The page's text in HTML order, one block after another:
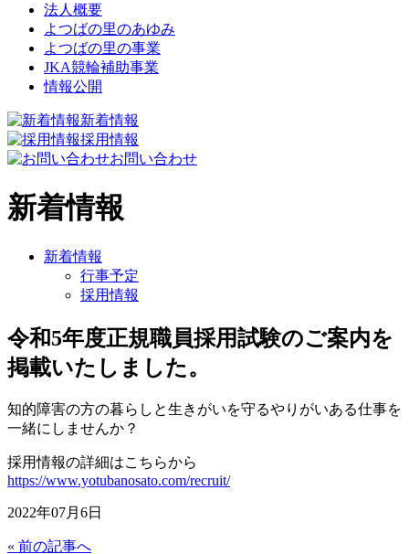
法人概要
よつばの里のあゆみ
よつばの里の事業
JKA競輪補助事業
情報公開
新着情報
採用情報
お問い合わせ
新着情報
新着情報
行事予定
採用情報
令和5年度正規職員採用試験のご案内を
掲載いたしました。
知的障害の方の暮らしと生きがいを守るやりがいある仕事を
一緒にしませんか？
採用情報の詳細はこちらから
https://www.yotubanosato.com/recruit/
2022年07月6日
« 前の記事へ